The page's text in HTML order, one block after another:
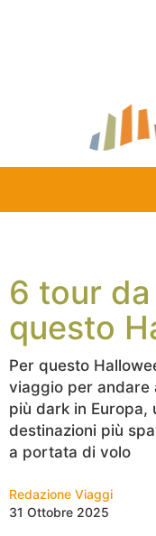
6 tour
questo
Per questo
viaggio per andare
più dark in
destinazioni più
a portata di volo
Redazione Viaggi
31 Ottobre 2025